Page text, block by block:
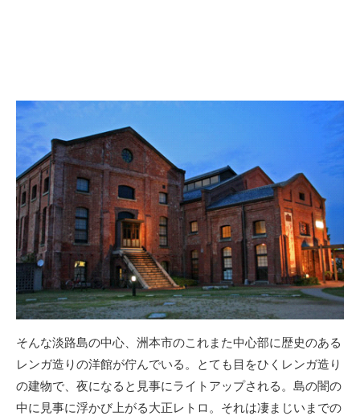
そんな淡路島の中心、洲本市のこれまた中心部に歴史のある
レンガ造りの洋館が佇んでいる。とても目をひくレンガ造り
の建物で、夜になると見事にライトアップされる。島の闇の
中に見事に浮かび上がる大正レトロ。それは凄まじいまでの